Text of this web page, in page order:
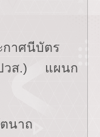
กาศนีบัตร
วส.) แผนก
นาถ